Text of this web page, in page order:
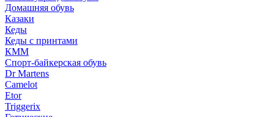
Домашняя обувь
Казаки
Кеды
Кеды с принтами
КММ
Спорт-байкерская обувь
Dr Martens
Camelot
Etor
Triggerix